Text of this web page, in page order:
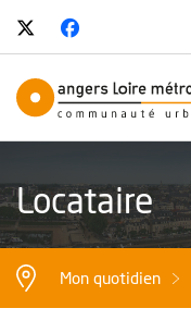
Suivez-nous sur
, Ouvre une
Locataire
Mon quotidien